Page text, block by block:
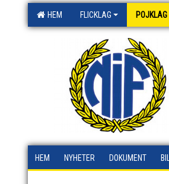
HEM FLICKLAG POJKLAG
HEM NYHETER DOKUMENT